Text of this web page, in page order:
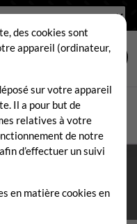
2026
durant tout l'été. ☀️
des cookies sont
appareil (ordinateur,
sur votre appareil
Il a pour but de
relatives à votre
de notre
d’effectuer un suivi
en matière cookies en